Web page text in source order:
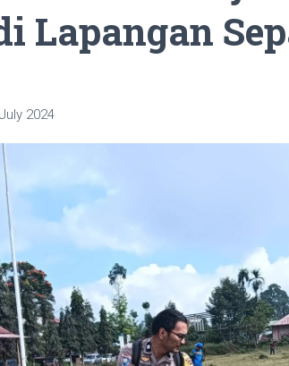
Lapangan
2024